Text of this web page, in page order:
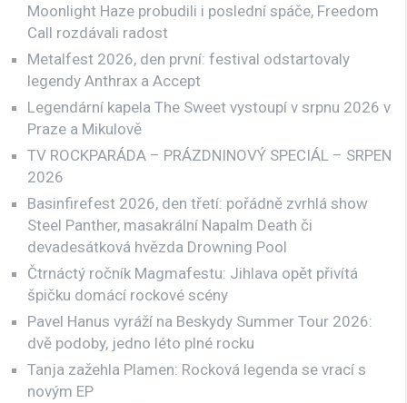
Moonlight Haze probudili i poslední spáče, Freedom
Call rozdávali radost
Metalfest 2026, den první: festival odstartovaly
legendy Anthrax a Accept
Legendární kapela The Sweet vystoupí v srpnu 2026 v
Praze a Mikulově
TV ROCKPARÁDA – PRÁZDNINOVÝ SPECIÁL – SRPEN
2026
Basinfirefest 2026, den třetí: pořádně zvrhlá show
Steel Panther, masakrální Napalm Death či
devadesátková hvězda Drowning Pool
Čtrnáctý ročník Magmafestu: Jihlava opět přivítá
špičku domácí rockové scény
Pavel Hanus vyráží na Beskydy Summer Tour 2026:
dvě podoby, jedno léto plné rocku
Tanja zažehla Plamen: Rocková legenda se vrací s
novým EP